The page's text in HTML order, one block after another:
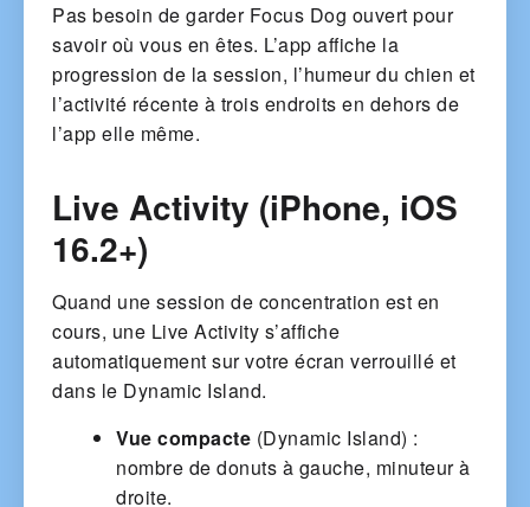
Pas besoin de garder Focus Dog ouvert pour
savoir où vous en êtes. L’app affiche la
progression de la session, l’humeur du chien et
l’activité récente à trois endroits en dehors de
l’app elle même.
Live Activity (iPhone, iOS
16.2+)
Quand une session de concentration est en
cours, une Live Activity s’affiche
automatiquement sur votre écran verrouillé et
dans le Dynamic Island.
Vue compacte (Dynamic Island) :
nombre de donuts à gauche, minuteur à
droite.